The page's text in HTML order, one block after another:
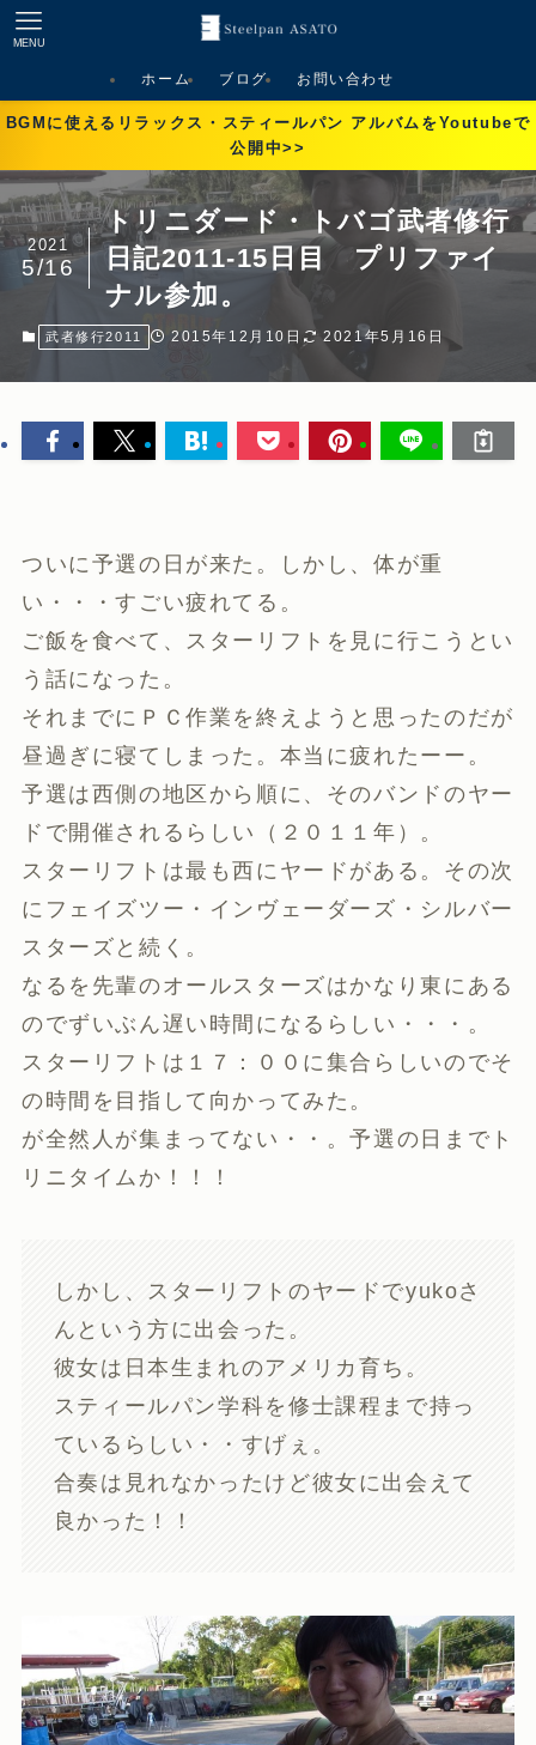
MENU
ホーム ブログ お問い合わせ
BGMに使えるリラックス・スティールパン アルバムをYoutubeで
公開中>>
トリニダード・トバゴ武者修行
日記2011-15日目 プリファイ
ナル参加。
2021
5/16
武者修行2011 2015年12月10日 2021年5月16日
ついに予選の日が来た。しかし、体が重
い・・・すごい疲れてる。
ご飯を食べて、スターリフトを見に行こうとい
う話になった。
それまでにＰＣ作業を終えようと思ったのだが
昼過ぎに寝てしまった。本当に疲れたーー。
予選は西側の地区から順に、そのバンドのヤー
ドで開催されるらしい（２０１１年）。
スターリフトは最も西にヤードがある。その次
にフェイズツー・インヴェーダーズ・シルバー
スターズと続く。
なるを先輩のオールスターズはかなり東にある
のでずいぶん遅い時間になるらしい・・・。
スターリフトは１７：００に集合らしいのでそ
の時間を目指して向かってみた。
が全然人が集まってない・・。予選の日までト
リニタイムか！！！
しかし、スターリフトのヤードでyukoさ
んという方に出会った。
彼女は日本生まれのアメリカ育ち。
スティールパン学科を修士課程まで持っ
ているらしい・・すげぇ。
合奏は見れなかったけど彼女に出会えて
良かった！！